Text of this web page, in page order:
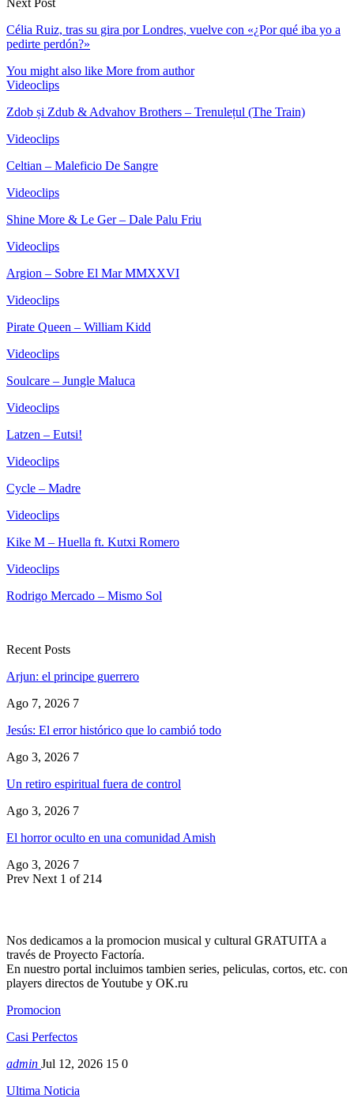
Célia Ruiz, tras su gira por Londres, vuelve con «¿Por qué iba yo a
pedirte perdón?»
You might also like More from author
Videoclips
Zdob și Zdub & Advahov Brothers – Trenulețul (The Train)
Videoclips
Celtian – Maleficio De Sangre
Videoclips
Shine More & Le Ger – Dale Palu Friu
Videoclips
Argion – Sobre El Mar MMXXVI
Videoclips
Pirate Queen – William Kidd
Videoclips
Soulcare – Jungle Maluca
Videoclips
Latzen – Eutsi!
Videoclips
Cycle – Madre
Videoclips
Kike M – Huella ft. Kutxi Romero
Videoclips
Rodrigo Mercado – Mismo Sol
Recent Posts
Arjun: el principe guerrero
Ago 7, 2026 7
Jesús: El error histórico que lo cambió todo
Ago 3, 2026 7
Un retiro espiritual fuera de control
Ago 3, 2026 7
El horror oculto en una comunidad Amish
Ago 3, 2026 7
Prev Next 1 of 214
Nos dedicamos a la promocion musical y cultural GRATUITA a
través de Proyecto Factoría.
En nuestro portal incluimos tambien series, peliculas, cortos, etc. con
players directos de Youtube y OK.ru
Promocion
Casi Perfectos
admin Jul 12, 2026 15 0
Ultima Noticia